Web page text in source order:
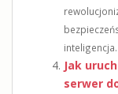
Jak
serwer